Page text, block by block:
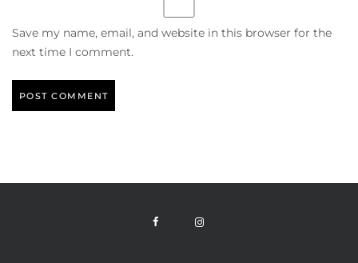
Save my name, email, and website in this browser for the
next time I comment.